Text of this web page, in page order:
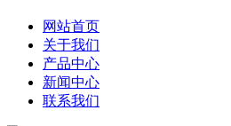
网站首页
关于我们
产品中心
新闻中心
联系我们